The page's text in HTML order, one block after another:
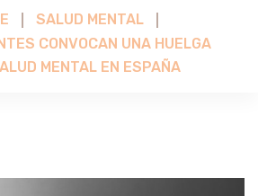
SALUD MENTAL
CONVOCAN UNA HUELGA
MENTAL EN ESPAÑA